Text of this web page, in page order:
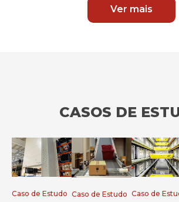
Ver mais
CASOS DE
Caso de Estudo Caso de Estudo Caso de